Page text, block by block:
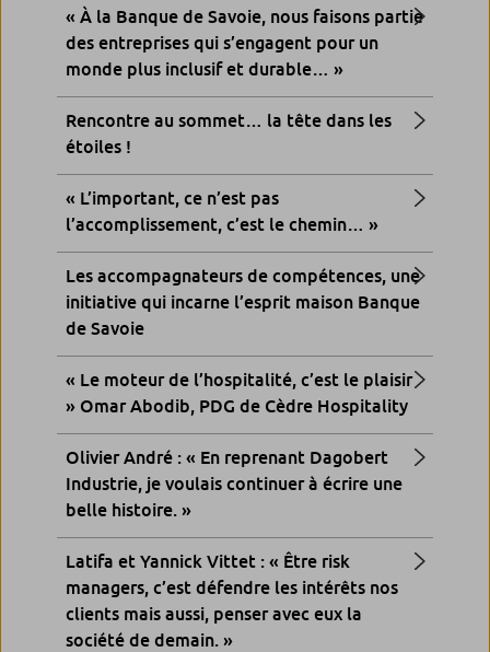
« À la Banque de Savoie, nous faisons partie
des entreprises qui s’engagent pour un
monde plus inclusif et durable… »
Rencontre au sommet… la tête dans les
étoiles !
« L’important, ce n’est pas
l’accomplissement, c’est le chemin… »
Les accompagnateurs de compétences, une
initiative qui incarne l’esprit maison Banque
de Savoie
« Le moteur de l’hospitalité, c’est le plaisir
» Omar Abodib, PDG de Cèdre Hospitality
Olivier André : « En reprenant Dagobert
Industrie, je voulais continuer à écrire une
belle histoire. »
Latifa et Yannick Vittet : « Être risk
managers, c’est défendre les intérêts nos
clients mais aussi, penser avec eux la
société de demain. »